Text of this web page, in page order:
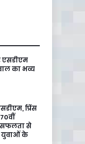
एसडीएम
का भव्य
प्रिंस
सफलता से
युवाओं के